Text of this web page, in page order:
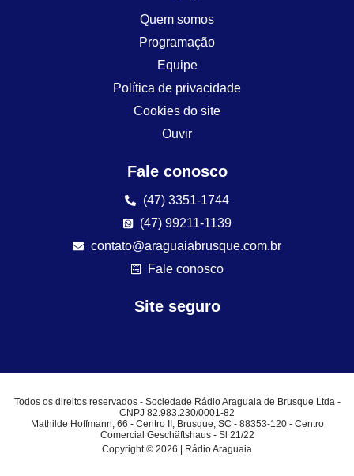
Quem somos
Programação
Equipe
Política de privacidade
Cookies do site
Ouvir
Fale conosco
(47) 3351-1744
(47) 99211-1139
contato@araguaiabrusque.com.br
Fale conosco
Site seguro
Todos os direitos reservados - Sociedade Rádio Araguaia de Brusque Ltda -
CNPJ 82.983.230/0001-82
Mathilde Hoffmann, 66 - Centro II, Brusque, SC - 88353-120 - Centro
Comercial Geschäftshaus - Sl 21/22
Copyright © 2026 | Rádio Araguaia